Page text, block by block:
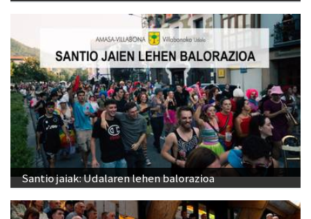
Santio jaiak: Udalaren lehen balorazioa